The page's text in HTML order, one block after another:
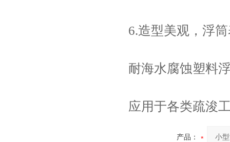
6.造型美观，浮
耐海水腐蚀塑料
应用于各类疏浚
产品：